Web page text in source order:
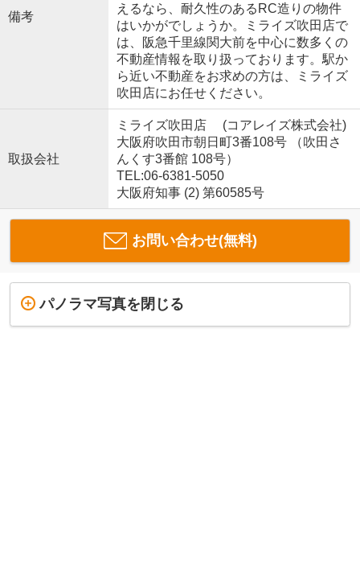
備考
えるなら、耐久性のあるRC造りの物件
はいかがでしょうか。ミライズ吹田店で
は、阪急千里線関大前を中心に数多くの
不動産情報を取り扱っております。駅か
ら近い不動産をお求めの方は、ミライズ
吹田店にお任せください。
取扱会社
ミライズ吹田店 (コアレイズ株式会社)
大阪府吹田市朝日町3番108号 （吹田さ
んくす3番館 108号）
TEL:06-6381-5050
大阪府知事 (2) 第60585号
お問い合わせ(無料)
パノラマ写真を閉じる